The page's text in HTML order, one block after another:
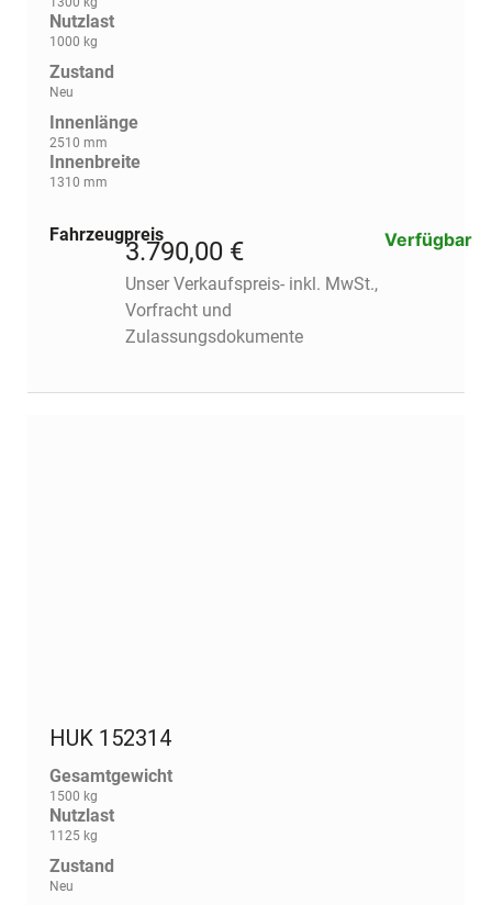
Nutzlast
1000 kg
Zustand
Neu
Innenlänge
2510 mm
Innenbreite
1310 mm
Fahrzeugpreis
3.790,00 €
Unser Verkaufspreis- inkl. MwSt.,
Vorfracht und
Zulassungsdokumente
Verfügbar
HUK 152314
Gesamtgewicht
1500 kg
Nutzlast
1125 kg
Zustand
Neu